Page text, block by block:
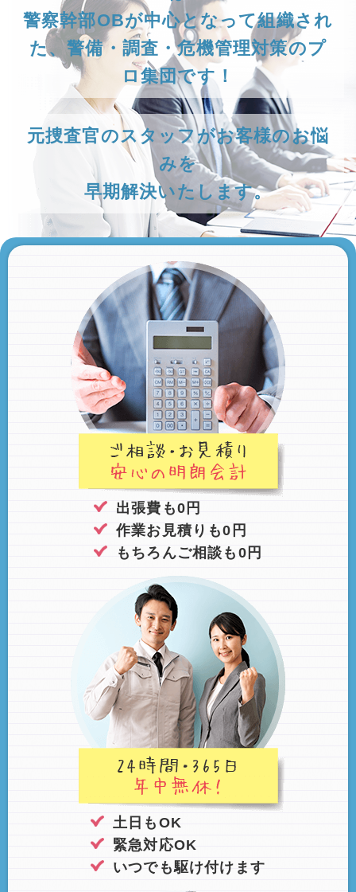
警察幹部OBが中心となって組織され
た、警備・調査・危機管理対策のプ
ロ集団です！
元捜査官のスタッフがお客様のお悩
みを
早期解決いたします。
出張費も0円
作業お見積りも0円
もちろんご相談も0円
土日もOK
緊急対応OK
いつでも駆け付けます